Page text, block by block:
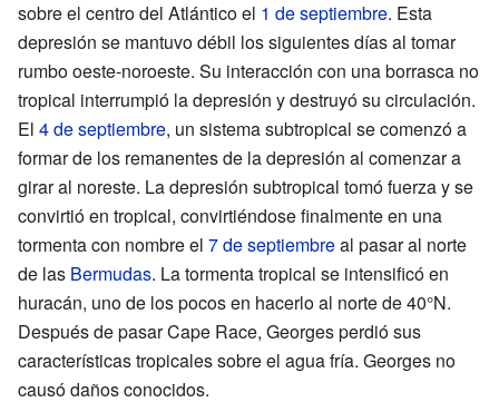
sobre el centro del Atlántico el 1 de septiembre. Esta
depresión se mantuvo débil los siguientes días al tomar
rumbo oeste-noroeste. Su interacción con una borrasca no
tropical interrumpió la depresión y destruyó su circulación.
El 4 de septiembre, un sistema subtropical se comenzó a
formar de los remanentes de la depresión al comenzar a
girar al noreste. La depresión subtropical tomó fuerza y se
convirtió en tropical, convirtiéndose finalmente en una
tormenta con nombre el 7 de septiembreal pasar al norte
de las Bermudas. La tormenta tropical se intensificó en
huracán, uno de los pocos en hacerlo al norte de 40°N.
Después de pasar Cape Race, Georges perdió sus
características tropicales sobre el agua fría. Georges no
causó daños conocidos.